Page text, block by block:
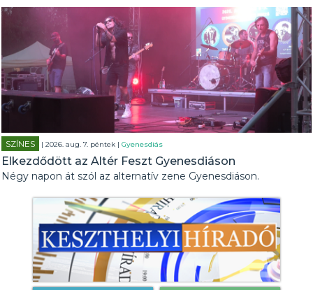
SZÍNES | 2026. aug. 7. péntek |Gyenesdiás
Elkezdődött az Altér Feszt Gyenesdiáson
Négy napon át szól az alternatív zene Gyenesdiáson.